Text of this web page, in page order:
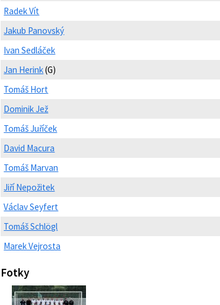
Radek Vít
Jakub Panovský
Ivan Sedláček
Jan Herink(G)
Tomáš Hort
Dominik Jež
Tomáš Juříček
David Macura
Tomáš Marvan
Jiří Nepožitek
Václav Seyfert
Tomáš Schlögl
Marek Vejrosta
Fotky